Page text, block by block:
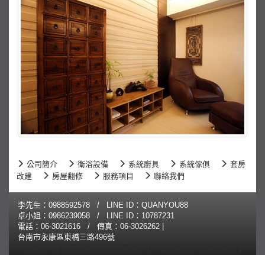
公司簡介 衛浴設備 系統廚具 系統傢俱
套房
改建
房屋翻修 服務項目 聯絡我們
李先生： 0988592578 / LINE ID：QUANYOU88
卓小姐： 0986239058 / LINE ID：10787231
電話： 06-3021616 / 傳真：06-3026262 |
台南市永康區東橋三路496號